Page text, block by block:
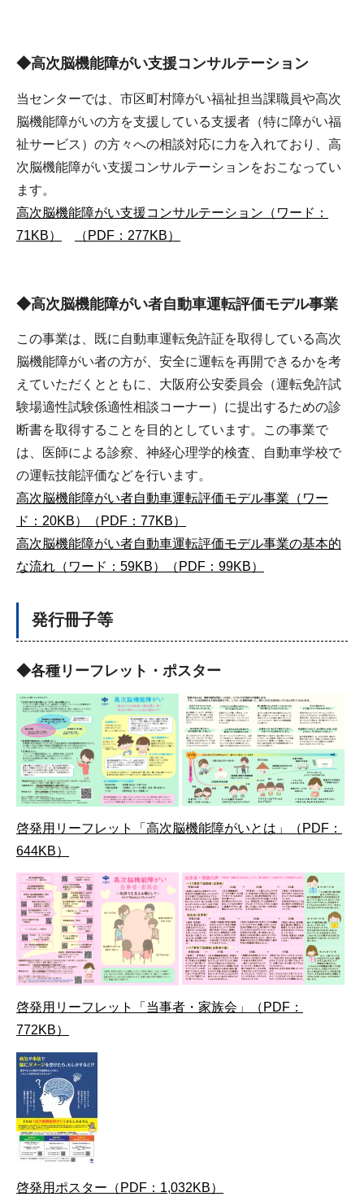
◆高次脳機能障がい支援コンサルテーション
当センターでは、市区町村障がい福祉担当課職員や高次
脳機能障がいの方を支援している支援者（特に障がい福
祉サービス）の方々への相談対応に力を入れており、高
次脳機能障がい支援コンサルテーションをおこなってい
ます。
高次脳機能障がい支援コンサルテーション（ワード：
71KB）
（PDF：277KB）
◆高次脳機能障がい者自動車運転評価モデル事業
この事業は、既に自動車運転免許証を取得している高次
脳機能障がい者の方が、安全に運転を再開できるかを考
えていただくとともに、大阪府公安委員会（運転免許試
験場適性試験係適性相談コーナー）に提出するための診
断書を取得することを目的としています。この事業で
は、医師による診察、神経心理学的検査、自動車学校で
の運転技能評価などを行います。
高次脳機能障がい者自動車運転評価モデル事業（ワー
ド：20KB）
（PDF：77KB）
高次脳機能障がい者自動車運転評価モデル事業の基本的
な流れ（ワード：59KB）
（PDF：99KB）
発行冊子等
◆各種リーフレット・ポスター
啓発用リーフレット「高次脳機能障がいとは」（PDF：
644KB）
啓発用リーフレット「当事者・家族会」（PDF：
772KB）
啓発用ポスター（PDF：1,032KB）